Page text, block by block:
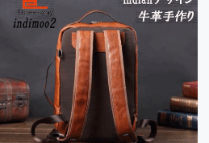
テクノロジー・ガジェット
映像・映画
ビジネス・起業